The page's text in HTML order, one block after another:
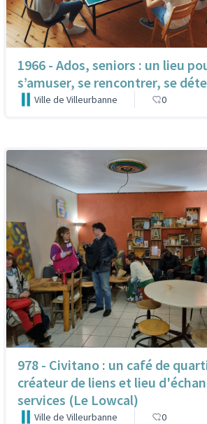
1966 - Ados, seniors : un lieu
s’amuser, se rencontrer, se
Ville de Villeurbanne 0
978 - Civitano : un café de
créateur de liens et lieu
services (Le Lowcal)
Ville de Villeurbanne 0